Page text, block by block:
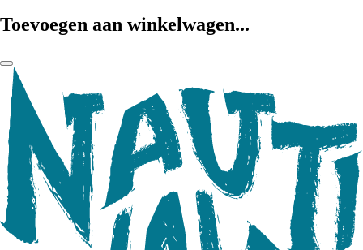
Toevoegen aan winkelwagen...